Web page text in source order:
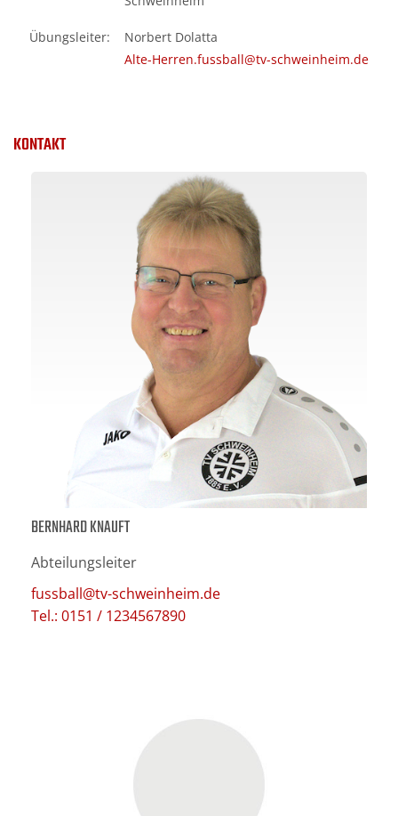
Übungsleiter:
Norbert Dolatta
Alte-Herren.fussball@tv-schweinheim.de
KONTAKT
BERNHARD KNAUFT
Abteilungsleiter
fussball@tv-schweinheim.de
Tel.: 0151 / 1234567890